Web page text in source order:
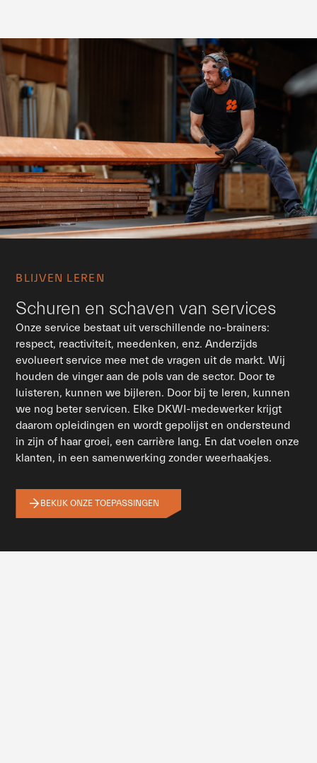
BLIJVEN LEREN
Schuren en schaven van services
Onze service bestaat uit verschillende no-brainers:
respect, reactiviteit, meedenken, enz. Anderzijds
evolueert service mee met de vragen uit de markt. Wij
houden de vinger aan de pols van de sector. Door te
luisteren, kunnen we bijleren. Door bij te leren, kunnen
we nog beter servicen. Elke DKWI-medewerker krijgt
daarom opleidingen en wordt gepolijst en ondersteund
in zijn of haar groei, een carrière lang. En dat voelen onze
klanten, in een samenwerking zonder weerhaakjes.
BEKIJK ONZE TOEPASSINGEN